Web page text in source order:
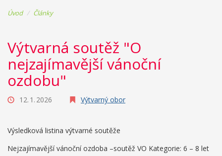
Úvod Články
Výtvarná soutěž "O
nejzajímavější vánoční
ozdobu"
12. 1. 2026 Výtvarný obor
Výsledková listina výtvarné soutěže
Nejzajímavější vánoční ozdoba –soutěž VO Kategorie: 6 – 8 let